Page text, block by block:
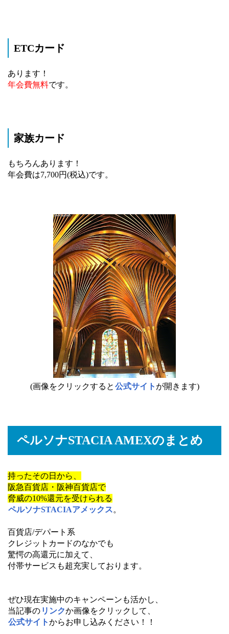
ETCカード
あります！
年会費無料です。
家族カード
もちろんあります！
年会費は7,700円(税込)です。
(画像をクリックすると 公式サイト が開きます)
ペルソナSTACIA AMEXのまとめ
持ったその日から、
阪急百貨店・阪神百貨店で
脅威の10%還元を受けられる
ペルソナSTACIAアメックス。
百貨店/デパート系
クレジットカードのなかでも
驚愕の高還元に加えて、
付帯サービスも超充実しております。
ぜひ現在実施中のキャンペーンも活かし、
当記事の リンクか画像をクリックして、
公式サイトからお申し込みください！！